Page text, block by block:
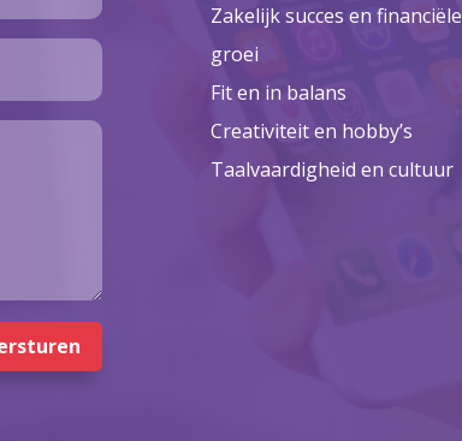
Zakelijk succes en financiële
groei
Fit en in balans
Creativiteit en hobby’s
Taalvaardigheid en cultuur